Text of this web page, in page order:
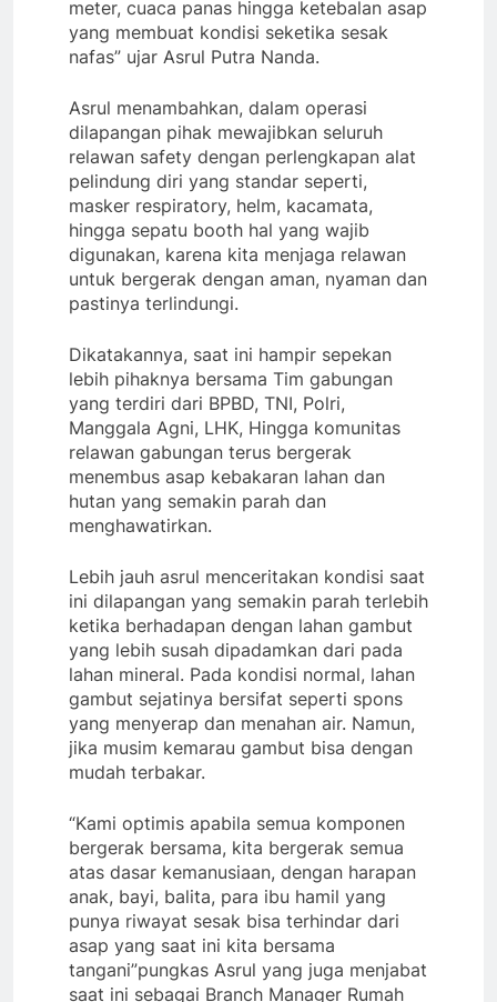
meter, cuaca panas hingga ketebalan asap
yang membuat kondisi seketika sesak
nafas” ujar Asrul Putra Nanda.
Asrul menambahkan, dalam operasi
dilapangan pihak mewajibkan seluruh
relawan safety dengan perlengkapan alat
pelindung diri yang standar seperti,
masker respiratory, helm, kacamata,
hingga sepatu booth hal yang wajib
digunakan, karena kita menjaga relawan
untuk bergerak dengan aman, nyaman dan
pastinya terlindungi.
Dikatakannya, saat ini hampir sepekan
lebih pihaknya bersama Tim gabungan
yang terdiri dari BPBD, TNI, Polri,
Manggala Agni, LHK, Hingga komunitas
relawan gabungan terus bergerak
menembus asap kebakaran lahan dan
hutan yang semakin parah dan
menghawatirkan.
Lebih jauh asrul menceritakan kondisi saat
ini dilapangan yang semakin parah terlebih
ketika berhadapan dengan lahan gambut
yang lebih susah dipadamkan dari pada
lahan mineral. Pada kondisi normal, lahan
gambut sejatinya bersifat seperti spons
yang menyerap dan menahan air. Namun,
jika musim kemarau gambut bisa dengan
mudah terbakar.
“Kami optimis apabila semua komponen
bergerak bersama, kita bergerak semua
atas dasar kemanusiaan, dengan harapan
anak, bayi, balita, para ibu hamil yang
punya riwayat sesak bisa terhindar dari
asap yang saat ini kita bersama
tangani”pungkas Asrul yang juga menjabat
saat ini sebagai Branch Manager Rumah